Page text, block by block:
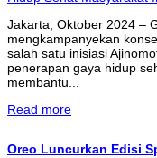
Jakarta, Oktober 2024 –
mengkampanyekan
salah satu inisiasi
penerapan gaya hidup
membantu...
Read more
Oreo Luncurkan Edisi